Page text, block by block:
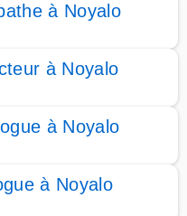
à Noyalo
à Noyalo
à Noyalo
à Noyalo